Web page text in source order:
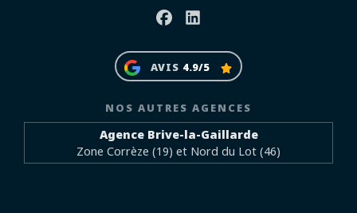
FacebookLinkedin
AVIS 4.9/5
NOS AUTRES AGENCES
Agence Brive-la-Gaillarde
Zone Corrèze (19) et Nord du Lot (46)